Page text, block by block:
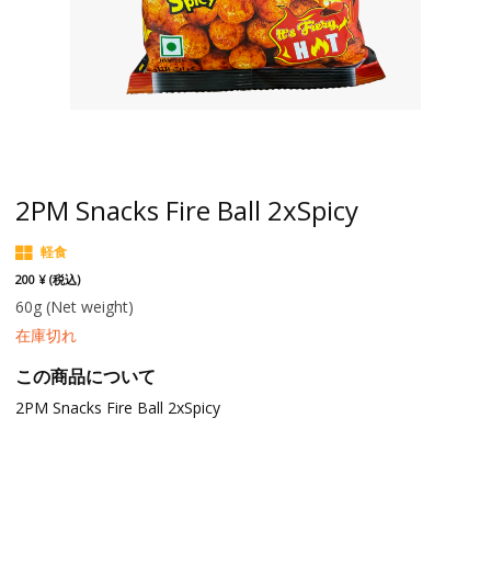
2PM Snacks Fire Ball 2xSpicy
軽食
200 ¥ (税込)
60g (Net weight)
在庫切れ
この商品について
2PM Snacks Fire Ball 2xSpicy